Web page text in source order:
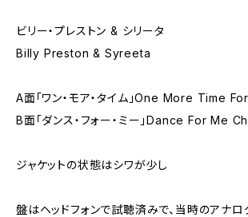
ビリー・プレストン & シリータ
Billy Preston & Syreeta
A面「ワン・モア・タイム」One More Time
B面「ダンス・フォー・ミー」Dance For Me
ジャケットの状態はシワが少し
盤はヘッドフォンで試聴済みで、当時のアナ